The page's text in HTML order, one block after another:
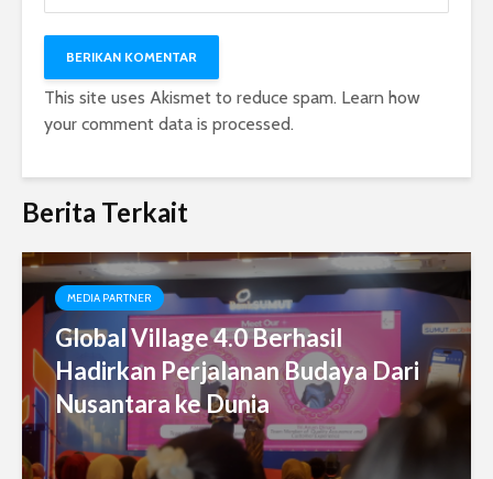
This site uses Akismet to reduce spam. Learn how
your comment data is processed.
Berita Terkait
MEDIA PARTNER
Global Village 4.0 Berhasil
Hadirkan Perjalanan Budaya Dari
Nusantara ke Dunia